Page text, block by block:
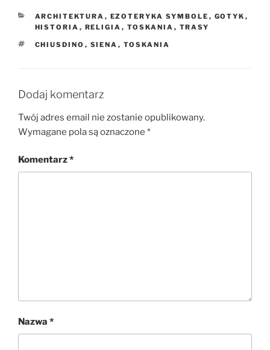
KATEGORIE
ARCHITEKTURA , EZOTERYKA SYMBOLE , GOTYK ,
HISTORIA , RELIGIA , TOSKANIA , TRASY
TAGI
CHIUSDINO , SIENA , TOSKANIA
Dodaj komentarz
Twój adres email nie zostanie opublikowany.
Wymagane pola są oznaczone *
Komentarz*
Nazwa *